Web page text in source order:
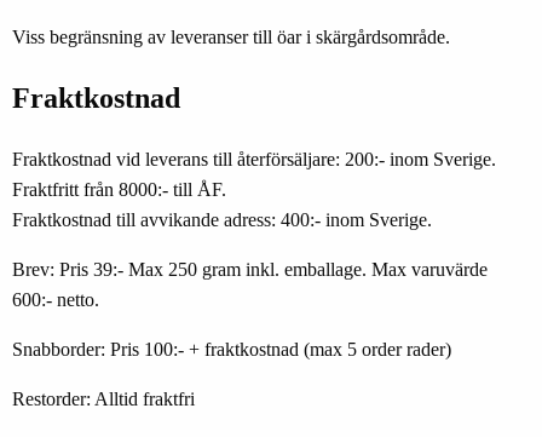
Viss begränsning av leveranser till öar i skärgårdsområde.
Fraktkostnad
Fraktkostnad vid leverans till återförsäljare: 200:- inom Sverige.
Fraktfritt från 8000:- till ÅF.
Fraktkostnad till avvikande adress: 400:- inom Sverige.
Brev: Pris 39:- Max 250 gram inkl. emballage. Max varuvärde
600:- netto.
Snabborder: Pris 100:- + fraktkostnad (max 5 order rader)
Restorder: Alltid fraktfri